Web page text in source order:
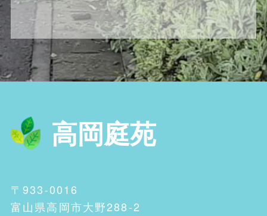
高岡庭苑
〒933-0016
富山県高岡市大野288-2